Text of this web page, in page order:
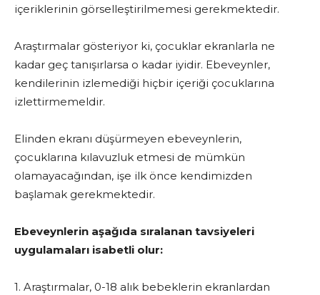
içeriklerinin görselleştirilmemesi gerekmektedir.
Araştırmalar gösteriyor ki, çocuklar ekranlarla ne
kadar geç tanışırlarsa o kadar iyidir. Ebeveynler,
kendilerinin izlemediği hiçbir içeriği çocuklarına
izlettirmemeldir.
Elinden ekranı düşürmeyen ebeveynlerin,
çocuklarına kılavuzluk etmesi de mümkün
olamayacağından, işe ilk önce kendimizden
başlamak gerekmektedir.
Ebeveynlerin aşağıda sıralanan tavsiyeleri
uygulamaları isabetli olur:
1. Araştırmalar, 0-18 alık bebeklerin ekranlardan